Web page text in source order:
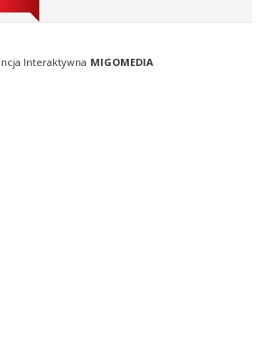
Interaktywna MIGOMEDIA